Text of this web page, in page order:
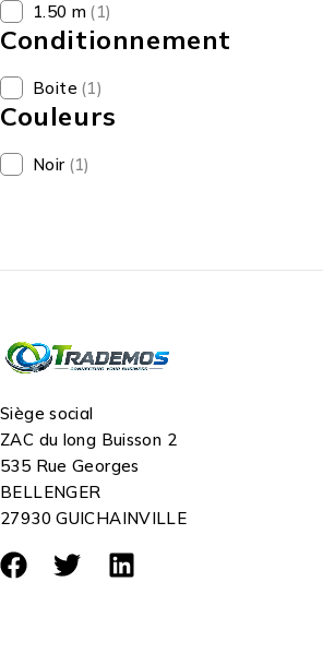
1.50 m (1)
Conditionnement
Boite (1)
Couleurs
Noir (1)
Siège social
ZAC du long Buisson 2
535 Rue Georges
BELLENGER
27930 GUICHAINVILLE